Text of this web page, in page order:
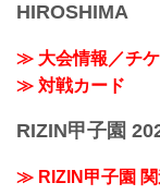
HIROSHIMA
≫ 大会情報／チケ
≫ 対戦カード
RIZIN甲子園
≫ RIZIN甲子園 関